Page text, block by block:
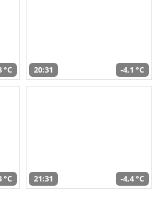
°C 20:31 -4,1 °C
°C 21:31 -4,4 °C